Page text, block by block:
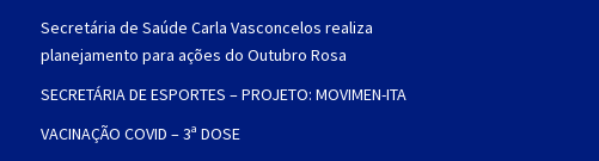
Secretária de Saúde Carla Vasconcelos realiza
planejamento para ações do Outubro Rosa
SECRETÁRIA DE ESPORTES – PROJETO: MOVIMEN-ITA
VACINAÇÃO COVID – 3ª DOSE